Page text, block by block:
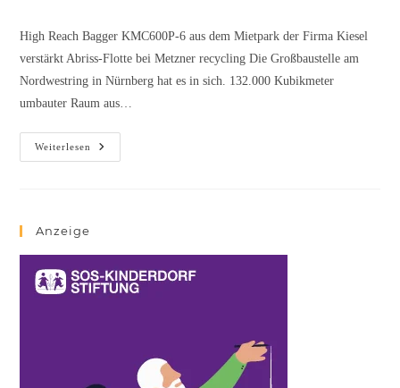
High Reach Bagger KMC600P-6 aus dem Mietpark der Firma Kiesel
verstärkt Abriss-Flotte bei Metzner recycling Die Großbaustelle am
Nordwestring in Nürnberg hat es in sich. 132.000 Kubikmeter
umbauter Raum aus…
Weiterlesen
Anzeige